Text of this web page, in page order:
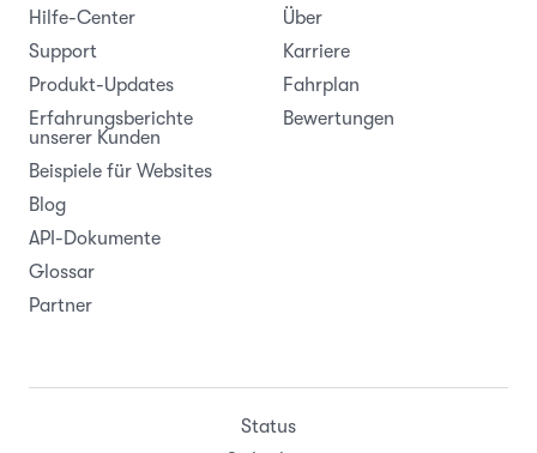
Hilfe-Center
Support
Produkt-Updates
Erfahrungsberichte
unserer Kunden
Beispiele für Websites
Blog
API-Dokumente
Glossar
Partner
Über
Karriere
Fahrplan
Bewertungen
Status